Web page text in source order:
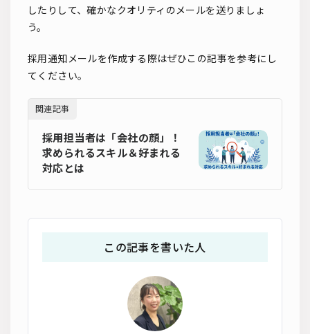
したりして、確かなクオリティのメールを送りましょ
う。
採用通知メールを作成する際はぜひこの記事を参考にし
てください。
関連記事
採用担当者は「会社の顔」！
求められるスキル＆好まれる
対応とは
この記事を書いた人